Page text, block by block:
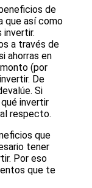
de
que así como
invertir.
a través de
ahorras en
(por
De
Si
invertir
al respecto.
que
tener
Por eso
que te